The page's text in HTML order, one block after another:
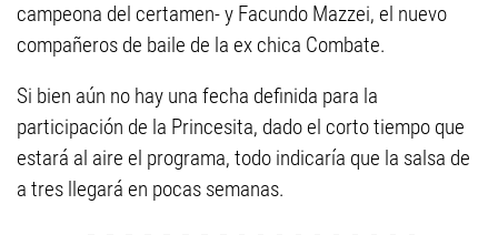
campeona del certamen- y Facundo Mazzei, el nuevo
compañeros de baile de la ex chica Combate.
Si bien aún no hay una fecha definida para la
participación de la Princesita, dado el corto tiempo que
estará al aire el programa, todo indicaría que la salsa de
a tres llegará en pocas semanas.